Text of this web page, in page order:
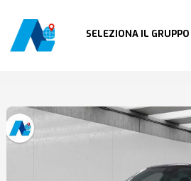
SELEZIONA IL GRUPPO